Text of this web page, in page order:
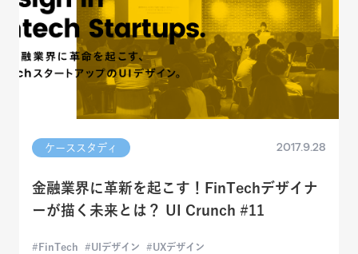
ケーススタディ 2017.9.28
金融業界に革新を起こす！FinTechデザイナ
ーが描く未来とは？ UI Crunch #11
FinTech UIデザイン UXデザイン